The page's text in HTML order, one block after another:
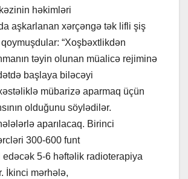
həkimləri
aşkarlanan xərçəngə tək lifli şiş
“Xoşbəxtlikdən
təyin olunan müalicə rejiminə
başlaya biləcəyi
mübarizə aparmaq üçün
olduğunu söylədilər.
aparılacaq. Birinci
300-600 funt
5-6 həftəlik radioterapiya
İkinci mərhələ,